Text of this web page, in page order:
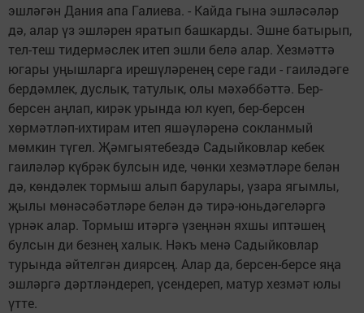
эшләгән Дания апа Галиева. - Кайда гына эшләсәләр
дә, алар үз эшләрен яратып башкарды. Эшне батырып,
тел-теш тидермәслек итеп эшли белә алар. Хезмәттә
югары уңышларга ирешүләренең сере гади - гаиләдәге
бердәмлек, дуслык, татулык, олы мәхәббәттә. Бер-
берсен аңлап, кирәк урында юл куеп, бер-берсен
хөрмәтләп-ихтирам итеп яшәүләренә сокланмый
мөмкин түгел. Җәмгыятебездә Садыйковлар кебек
гаиләләр күбрәк булсын иде, чөнки хезмәтләре белән
дә, көндәлек тормыш алып барулары, үзара ягымлы,
җылы мөнәсәбәтләре белән дә тирә-юньдәгеләргә
үрнәк алар. Тормыш итәргә үзеңнән яхшы иптәшең
булсын ди безнең халык. Нәкъ менә Садыйковлар
турында әйтелгән диярсең. Алар да, берсен-берсе яңа
эшләргә дәртләндереп, үсендереп, матур хезмәт юлы
үтте.